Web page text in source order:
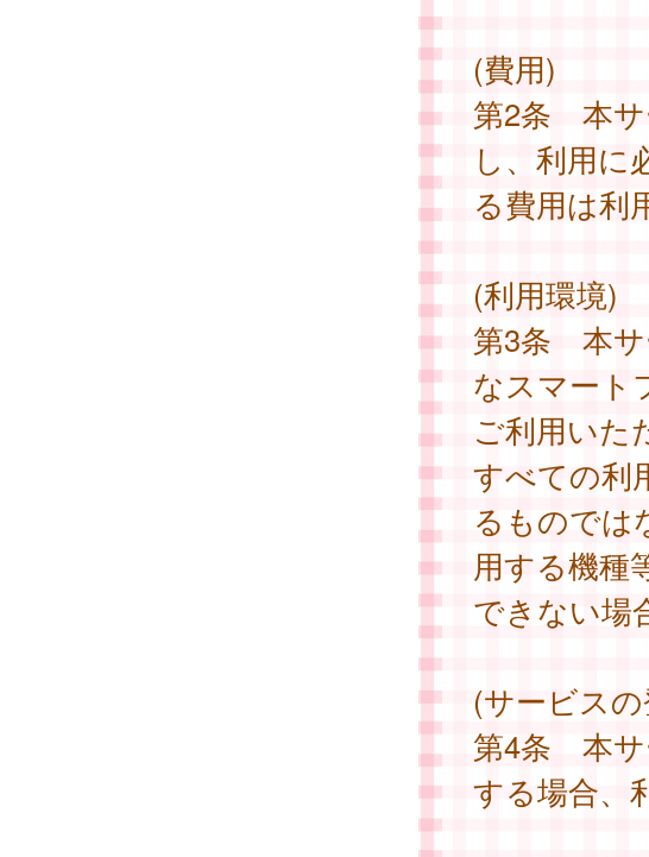
(費用)
第2条 本サ
し、利用に
る費用は利
(利用環境)
第3条 本サ
なスマート
ご利用いた
すべての利
るものでは
用する機種
できない場
(サービス
第4条 本サ
する場合、